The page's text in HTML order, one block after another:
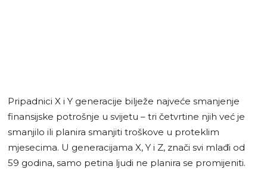
Pripadnici X i Y generacije bilježe najveće smanjenje
finansijske potrošnje u svijetu – tri četvrtine njih već je
smanjilo ili planira smanjiti troškove u proteklim
mjesecima. U generacijama X, Y i Z, znači svi mlađi od
59 godina, samo petina ljudi ne planira se promijeniti.